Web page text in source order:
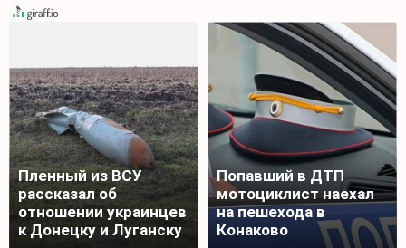
Пленный из ВСУ
рассказал об
отношении украинцев
к Донецку и Луганску
Попавший в ДТП
мотоциклист наехал
на пешехода в
Конаково